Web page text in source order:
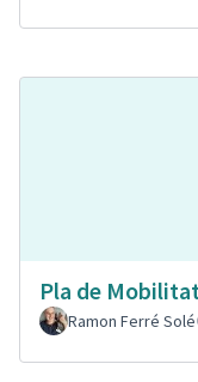
Pla de
Ramon Ferré Solé